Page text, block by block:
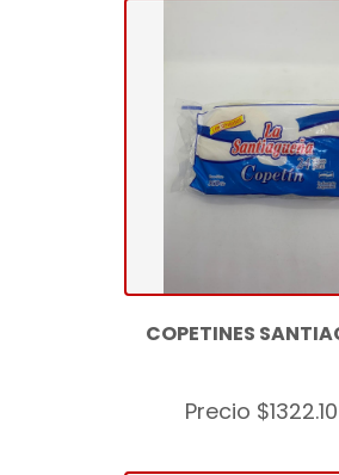
COPETINES
Precio $1322.10